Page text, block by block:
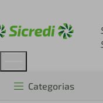
Categorias